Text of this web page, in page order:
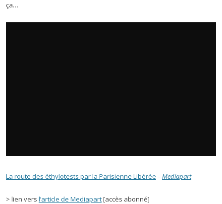
ça…
La route des éthylotests par la Parisienne Libérée –Mediapart
> lien vers l’article de Mediapart[accès abonné]